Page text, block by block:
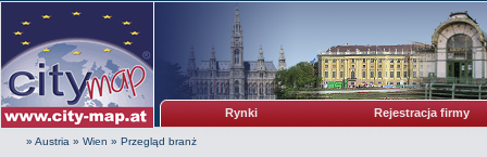
Rynki Rejestracja firmy
» Austria » Wien » Przegląd branż